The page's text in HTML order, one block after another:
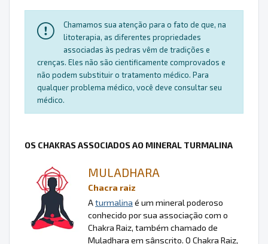
Chamamos sua atenção para o fato de que, na
litoterapia, as diferentes propriedades
associadas às pedras vêm de tradições e
crenças. Eles não são cientificamente comprovados e
não podem substituir o tratamento médico. Para
qualquer problema médico, você deve consultar seu
médico.
OS CHAKRAS ASSOCIADOS AO MINERAL TURMALINA
MULADHARA
Chacra raiz
Aturmalina é um mineral poderoso
conhecido por sua associação com o
Chakra Raiz, também chamado de
Muladhara em sânscrito. O Chakra Raiz,